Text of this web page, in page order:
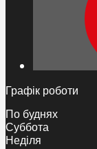
Графік роботи
По буднях
Суббота
Неділя